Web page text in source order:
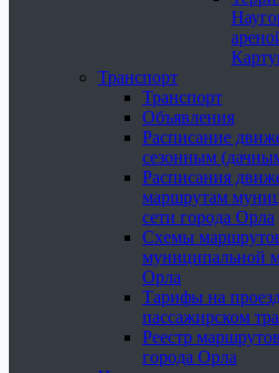
Транспорт
Транспорт
Объявления
Расписание
сезонным
Расписания
маршрутам
сети города Орла
Схемы
муниципальной
Орла
Тарифы на
пассажирском
Реестр
города Орла